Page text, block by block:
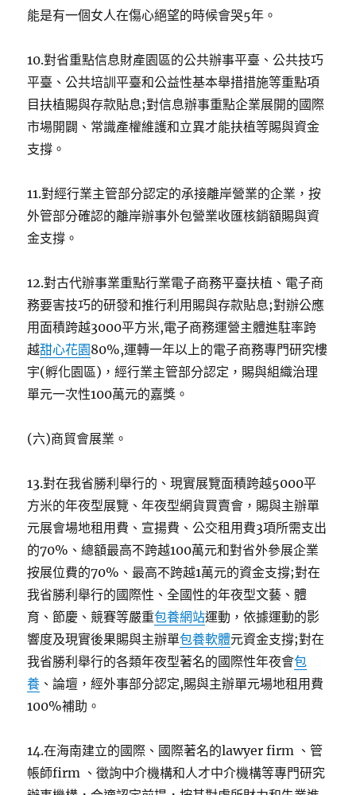
能是有一個女人在傷心絕望的時候會哭5年。
10.對省重點信息財產園區的公共辦事平臺、公共技巧
平臺、公共培訓平臺和公益性基本舉措措施等重點項
目扶植賜與存款貼息;對信息辦事重點企業展開的國際
市場開闢、常識產權維護和立異才能扶植等賜與資金
支撐。
11.對經行業主管部分認定的承接離岸營業的企業，按
外管部分確認的離岸辦事外包營業收匯核銷額賜與資
金支撐。
12.對古代辦事業重點行業電子商務平臺扶植、電子商
務要害技巧的研發和推行利用賜與存款貼息;對辦公應
用面積跨越3000平方米,電子商務運營主體進駐率跨
越甜心花園80%,運轉一年以上的電子商務專門研究樓
宇(孵化園區)，經行業主管部分認定，賜與組織治理
單元一次性100萬元的嘉獎。
(六)商貿會展業。
13.對在我省勝利舉行的、現實展覽面積跨越5000平
方米的年夜型展覽、年夜型網貨買賣會，賜與主辦單
元展會場地租用費、宣揚費、公交租用費3項所需支出
的70%、總額最高不跨越100萬元和對省外參展企業
按展位費的70%、最高不跨越1萬元的資金支撐;對在
我省勝利舉行的國際性、全國性的年夜型文藝、體
育、節慶、競賽等嚴重包養網站運動，依據運動的影
響度及現實後果賜與主辦單包養軟體元資金支撐;對在
我省勝利舉行的各類年夜型著名的國際性年夜會包
養 、論壇，經外事部分認定,賜與主辦單元場地租用費
100%補助。
14.在海南建立的國際、國際著名的lawyer firm 、管
帳師firm 、徵詢中介機構和人才中介機構等專門研究